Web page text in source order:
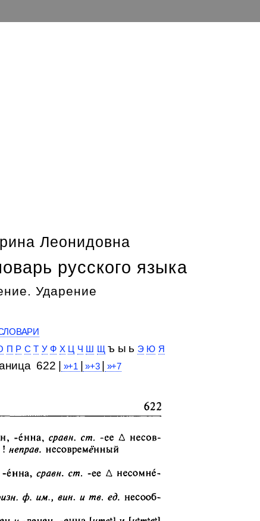
Леонидовна
русского языка
Ударение
П Р С Т У Ф Х Ц Ч Ш Щ ъ ы ь Э Ю Я
622 | »+1 | »+3 | »+7